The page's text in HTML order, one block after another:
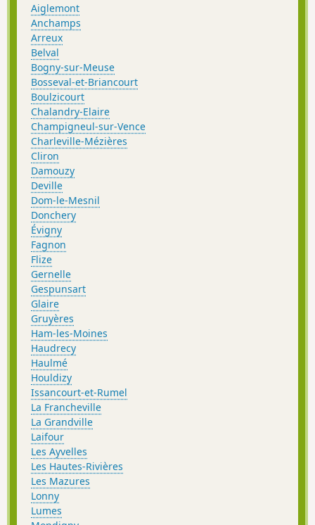
Aiglemont
Anchamps
Arreux
Belval
Bogny-sur-Meuse
Bosseval-et-Briancourt
Boulzicourt
Chalandry-Elaire
Champigneul-sur-Vence
Charleville-Mézières
Cliron
Damouzy
Deville
Dom-le-Mesnil
Donchery
Évigny
Fagnon
Flize
Gernelle
Gespunsart
Glaire
Gruyères
Ham-les-Moines
Haudrecy
Haulmé
Houldizy
Issancourt-et-Rumel
La Francheville
La Grandville
Laifour
Les Ayvelles
Les Hautes-Rivières
Les Mazures
Lonny
Lumes